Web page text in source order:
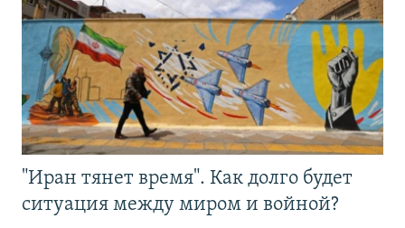
"Иран тянет время". Как долго будет
ситуация между миром и войной?